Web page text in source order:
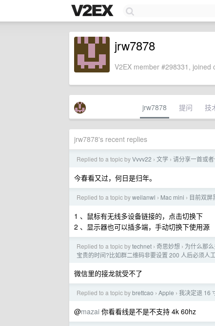
jrw7878
V2EX member #298331,
jrw7878 提问 技
jrw7878's recent replies
Replied to a topic byVvvv22 › 文学 › 请分享一首或
今春看又过，何日是归年。
Replied to a topic byweilanwl › Mac mini › 目前双屏
1 、鼠标有无线多设备链接的，点击切换下
2 、显示器也可以插多端，手动切换下使用源
Replied to a topic bytechnet › 奇思妙想 › 为什么那
宝贵的时间?比如群二维码非要设置 200 人后必须人
微信里的接龙就受不了
Replied to a topic bybrettcao › Apple › 我决定退 16
@mazai 你看看线是不是不支持 4k 60hz